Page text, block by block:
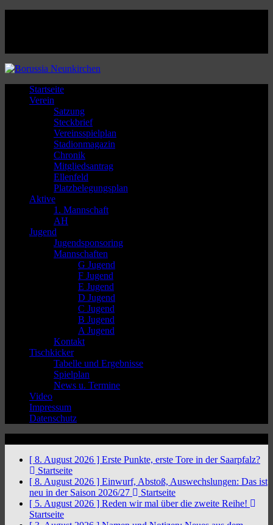
Startseite
Verein
Satzung
Steckbrief
Vereinsspielplan
Stadionmagazin
Chronik
Mitgliedsantrag
Ellenfeld
Platzbelegungsplan
Aktive
1. Mannschaft
AH
Jugend
Jugendsponsoring
Mannschaften
G Jugend
F Jugend
E Jugend
D Jugend
C Jugend
B Jugend
A Jugend
Kontakt
Tischkicker
Tabelle und Ergebnisse
Spielplan
News u. Termine
Video
Impressum
Datenschutz
[ 8. August 2026 ] Erste Punkte, erste Tore in der Saarpfalz?
Startseite
[ 8. August 2026 ] Einwurf, Abstoß, Auswechslungen: Das ist
neu in der Saison 2026/27
Startseite
[ 5. August 2026 ] Reden wir mal über die zweite Reihe!
Startseite